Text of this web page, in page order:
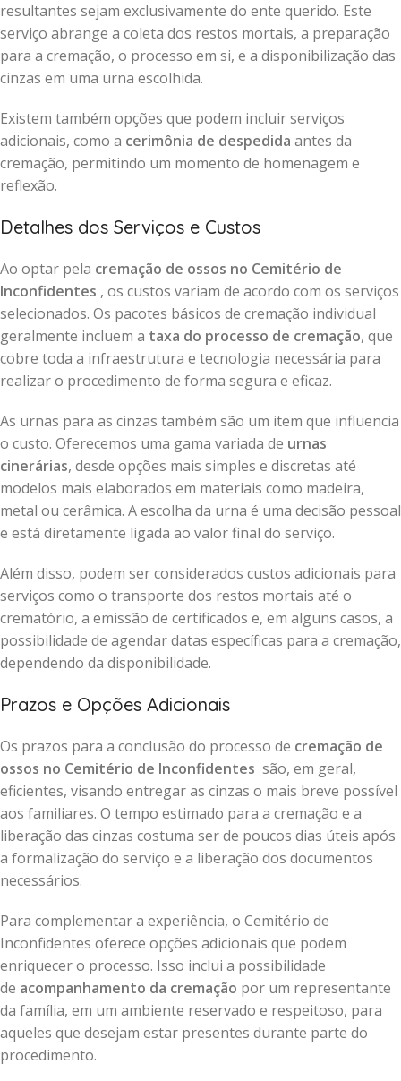
resultantes sejam exclusivamente do ente querido. Este
serviço abrange a coleta dos restos mortais, a preparação
para a cremação, o processo em si, e a disponibilização das
cinzas em uma urna escolhida.
Existem também opções que podem incluir serviços
adicionais, como a cerimônia de despedida antes da
cremação, permitindo um momento de homenagem e
reflexão.
Detalhes dos Serviços e Custos
Ao optar pela cremação de ossos no Cemitério de
Inconfidentes , os custos variam de acordo com os serviços
selecionados. Os pacotes básicos de cremação individual
geralmente incluem a taxa do processo de cremação, que
cobre toda a infraestrutura e tecnologia necessária para
realizar o procedimento de forma segura e eficaz.
As urnas para as cinzas também são um item que influencia
o custo. Oferecemos uma gama variada de urnas
cinerárias, desde opções mais simples e discretas até
modelos mais elaborados em materiais como madeira,
metal ou cerâmica. A escolha da urna é uma decisão pessoal
e está diretamente ligada ao valor final do serviço.
Além disso, podem ser considerados custos adicionais para
serviços como o transporte dos restos mortais até o
crematório, a emissão de certificados e, em alguns casos, a
possibilidade de agendar datas específicas para a cremação,
dependendo da disponibilidade.
Prazos e Opções Adicionais
Os prazos para a conclusão do processo de cremação de
ossos no Cemitério de Inconfidentes são, em geral,
eficientes, visando entregar as cinzas o mais breve possível
aos familiares. O tempo estimado para a cremação e a
liberação das cinzas costuma ser de poucos dias úteis após
a formalização do serviço e a liberação dos documentos
necessários.
Para complementar a experiência, o Cemitério de
Inconfidentes oferece opções adicionais que podem
enriquecer o processo. Isso inclui a possibilidade
de acompanhamento da cremação por um representante
da família, em um ambiente reservado e respeitoso, para
aqueles que desejam estar presentes durante parte do
procedimento.